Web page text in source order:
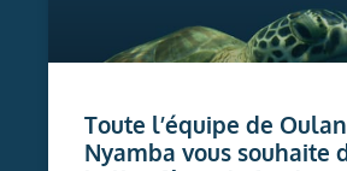
Toute l’équipe de
Nyamba vous souhaite